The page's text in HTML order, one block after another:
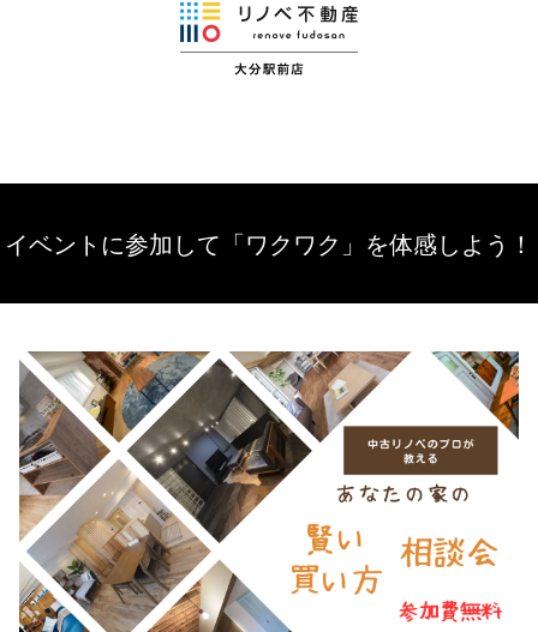
イベントに参加して「ワクワク」を体感しよう！